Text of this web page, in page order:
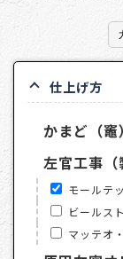
仕上げ方
かまど（竈）
左官工事（
モールテ
ビールス
マッテオ